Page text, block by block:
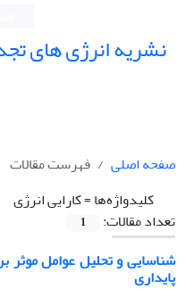
نشریه انرژی های
صفحه اصلی
فهرست مقالات
کلیدواژه‌ها =کارایی انرژی
تعداد مقالات:
1
شناسایی و تحلیل عوامل موثر
پایداری